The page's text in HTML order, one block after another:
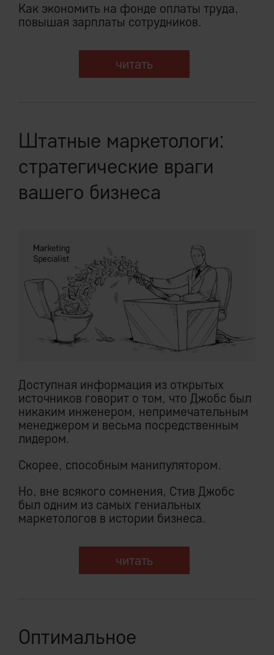
Как экономить на фонде оплаты труда,
повышая зарплаты сотрудников.
читать
Штатные маркетологи:
стратегические враги
вашего бизнеса
Доступная информация из открытых
источников говорит о том, что Джобс был
никаким инженером, непримечательным
менеджером и весьма посредственным
лидером.
Скорее, способным манипулятором.
Но, вне всякого сомнения, Стив Джобс
был одним из самых гениальных
маркетологов в истории бизнеса.
читать
Оптимальное